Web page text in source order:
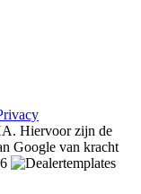
Hiervoor zijn de
Google van kracht